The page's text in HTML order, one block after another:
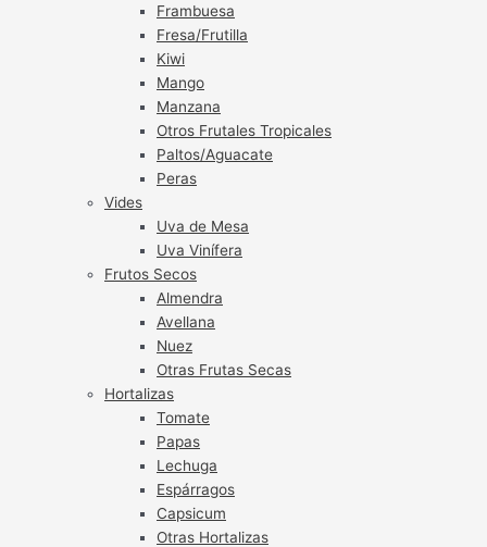
Frambuesa
Fresa/Frutilla
Kiwi
Mango
Manzana
Otros Frutales Tropicales
Paltos/Aguacate
Peras
Vides
Uva de Mesa
Uva Vinífera
Frutos Secos
Almendra
Avellana
Nuez
Otras Frutas Secas
Hortalizas
Tomate
Papas
Lechuga
Espárragos
Capsicum
Otras Hortalizas